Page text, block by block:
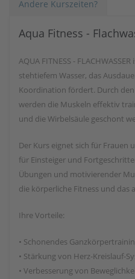
Andere Kurszeiten?
Aqua Fitness -
AQUA FITNESS -
stehtiefem Wasser, das
Koordination fördert. Durch
werden die Muskeln effektiv
und die Wirbelsäule geschont
Der Kurs eignet sich für Frauen
für Einsteiger und
Übungen und motivierender
die körperliche Fitness und das
Ihre Vorteile:
• Schonendes
• Stärkung von Herz-Kreislauf-
• Verbesserung von